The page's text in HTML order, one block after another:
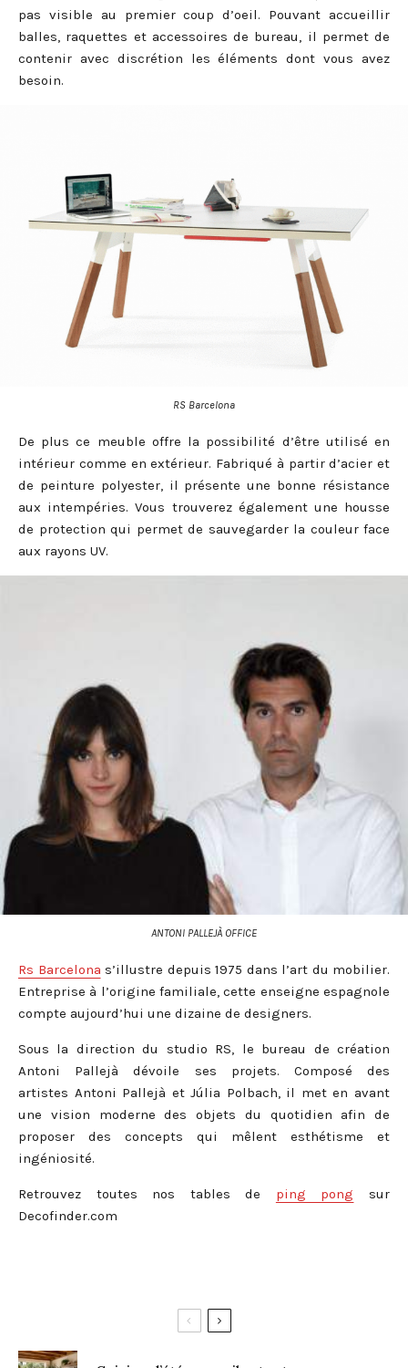
pas visible au premier coup d’oeil. Pouvant accueillir
balles, raquettes et accessoires de bureau, il permet de
contenir avec discrétion les éléments dont vous avez
besoin.
RS Barcelona
De plus ce meuble offre la possibilité d’être utilisé en
intérieur comme en extérieur. Fabriqué à partir d’acier et
de peinture polyester, il présente une bonne résistance
aux intempéries. Vous trouverez également une housse
de protection qui permet de sauvegarder la couleur face
aux rayons UV.
ANTONI PALLEJÀ OFFICE
Rs Barcelona s’illustre depuis 1975 dans l’art du mobilier.
Entreprise à l’origine familiale, cette enseigne espagnole
compte aujourd’hui une dizaine de designers.
Sous la direction du studio RS, le bureau de création
Antoni Pallejà dévoile ses projets. Composé des
artistes Antoni Pallejà et Júlia Polbach, il met en avant
une vision moderne des objets du quotidien afin de
proposer des concepts qui mêlent esthétisme et
ingéniosité.
Retrouvez toutes nos tables de ping pong sur
Decofinder.com